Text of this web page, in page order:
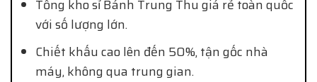
Tổng kho sỉ Bánh Trung Thu giá rẻ toàn quốc
với số lượng lớn.
Chiết khấu cao lên đến 50%, tận gốc nhà
máy, không qua trung gian.